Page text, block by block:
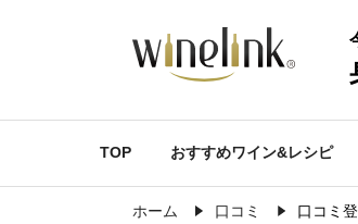
TOP おすすめワイン&レシピ
ホーム 口コミ 口コミ